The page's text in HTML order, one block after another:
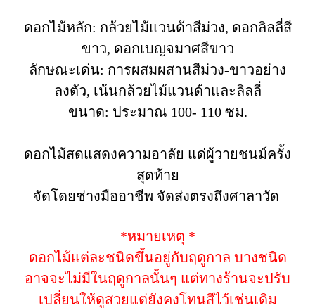
ดอกไม้หลัก: กล้วยไม้แวนด้าสีม่วง, ดอกลิลลี่สี
ขาว, ดอกเบญจมาศสีขาว
ลักษณะเด่น: การผสมผสานสีม่วง-ขาวอย่าง
ลงตัว, เน้นกล้วยไม้แวนด้าและลิลลี่
ขนาด: ประมาณ 100- 110 ซม.
ดอกไม้สดแสดงความอาลัย แด่ผู้วายชนม์ครั้ง
สุดท้าย
จัดโดยช่างมืออาชีพ จัดส่งตรงถึงศาลาวัด
*หมายเหตุ *
ดอกไม้แต่ละชนิดขึ้นอยู่กับฤดูกาล บางชนิด
อาจจะไม่มีในฤดูกาลนั้นๆ แต่ทางร้านจะปรับ
เปลี่ยนให้ดูสวยแต่ยังคงโทนสีไว้เช่นเดิม